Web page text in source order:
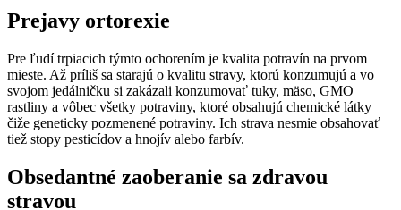
Prejavy ortorexie
Pre ľudí trpiacich týmto ochorením je kvalita potravín na prvom
mieste. Až príliš sa starajú o kvalitu stravy, ktorú konzumujú a vo
svojom jedálničku si zakázali konzumovať tuky, mäso, GMO
rastliny a vôbec všetky potraviny, ktoré obsahujú chemické látky
čiže geneticky pozmenené potraviny. Ich strava nesmie obsahovať
tiež stopy pesticídov a hnojív alebo farbív.
Obsedantné zaoberanie sa zdravou
stravou